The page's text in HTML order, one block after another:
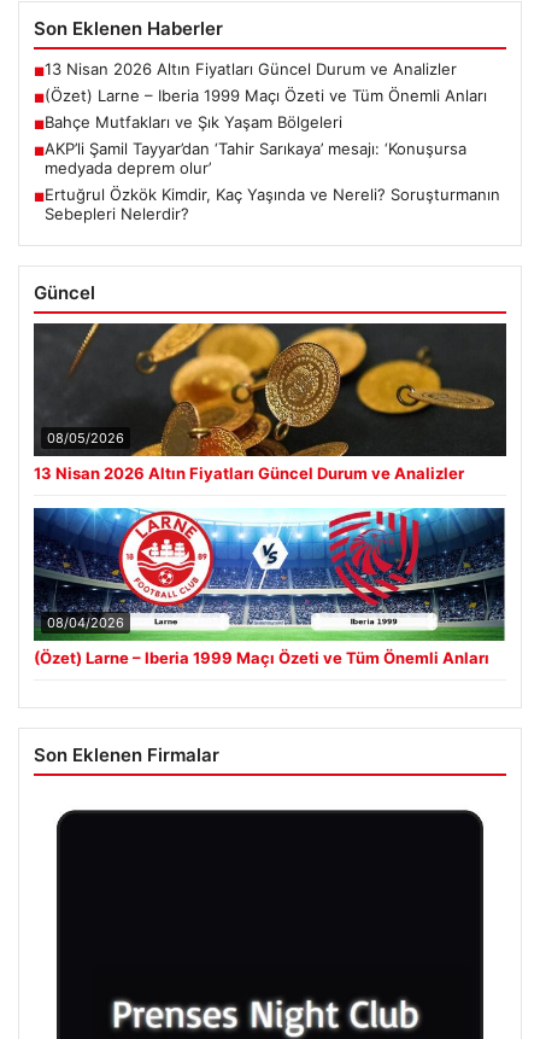
Son Eklenen Haberler
■13 Nisan 2026 Altın Fiyatları Güncel Durum ve Analizler
■(Özet) Larne – Iberia 1999 Maçı Özeti ve Tüm Önemli Anları
■Bahçe Mutfakları ve Şık Yaşam Bölgeleri
■AKP’li Şamil Tayyar’dan ‘Tahir Sarıkaya’ mesajı: ‘Konuşursa
medyada deprem olur’
■Ertuğrul Özkök Kimdir, Kaç Yaşında ve Nereli? Soruşturmanın
Sebepleri Nelerdir?
Güncel
08/05/2026
13 Nisan 2026 Altın Fiyatları Güncel Durum ve Analizler
08/04/2026
(Özet) Larne – Iberia 1999 Maçı Özeti ve Tüm Önemli Anları
Son Eklenen Firmalar